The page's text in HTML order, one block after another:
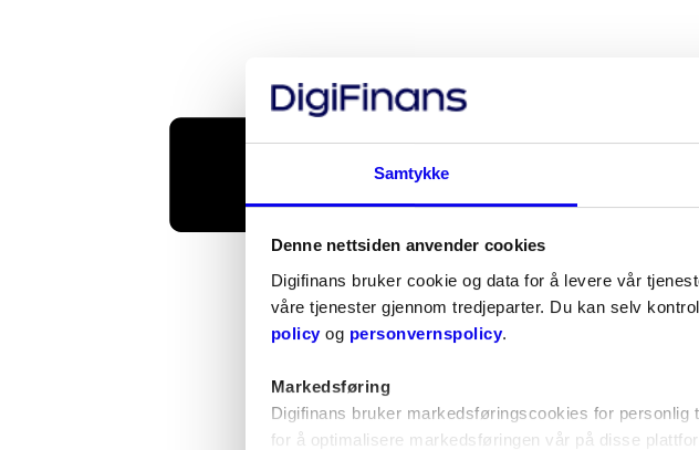
Samtykke
Denne nettsiden anvender cookies
Digifinans bruker cookie og data for å levere vår
våre tjenester gjennom tredjeparter. Du kan selv
policy og personvernspolicy.
Markedsføring
Digifinans bruker markedsføringscookies for
for å optimalisere markedsføringen vår på disse